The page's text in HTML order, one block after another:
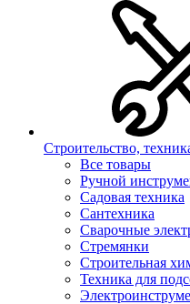
Строительство,
Все товары
Ручной
Садовая техника
Сантехника
Сварочные
Стремянки
Строительная
Техника для